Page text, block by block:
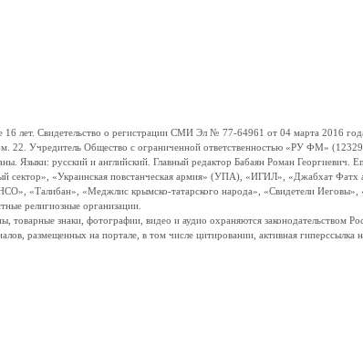
Свидетельство о регистрации СМИ Эл № 77-64961 от 04 марта 2016
22. Учредитель Общество с ограниченной ответственностью «РУ ФМ»
Языки: русский и английский. Главный редактор Бабаян Роман
сектор», «Украинская повстанческая армия» (УПА), «ИГИЛ», «Джабхат
«Талибан», «Меджлис крымско-татарского народа», «Свидетели Иеговы»,
религиозные организации.
товарные знаки, фотографии, видео и аудио охраняются
размещенных на портале, в том числе цитировании, активная